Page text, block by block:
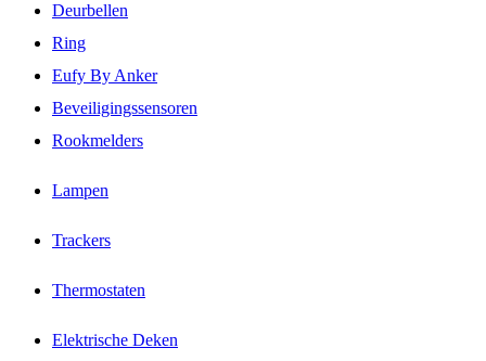
Deurbellen
Ring
Eufy By Anker
Beveiligingssensoren
Rookmelders
Lampen
Trackers
Thermostaten
Elektrische Deken